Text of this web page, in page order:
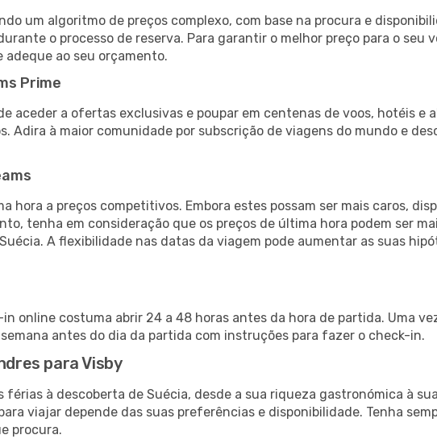
um algoritmo de preços complexo, com base na procura e
o processo de reserva. Para garantir o melhor preço para o seu
ao seu orçamento.
Prime
aceder a ofertas exclusivas e poupar em centenas de voos, hotéis e
Adira à maior comunidade por subscrição de viagens do mundo e
hora a preços competitivos. Embora estes possam ser mais caros,
tenha em consideração que os preços de última hora podem ser
A flexibilidade nas datas da viagem pode aumentar as suas
in online costuma abrir 24 a 48 horas antes da hora de partida. Uma
antes do dia da partida com instruções para fazer o check-in.
para Visby
férias à descoberta de Suécia, desde a sua riqueza gastronómica à
viajar depende das suas preferências e disponibilidade. Tenha
procura.